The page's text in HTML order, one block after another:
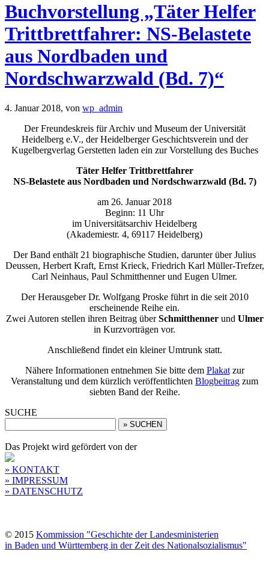
Buchvorstellung „Täter Helfer
Trittbrettfahrer: NS-Belastete
aus Nordbaden und
Nordschwarzwald (Bd. 7)“
4. Januar 2018, von wp_admin
Der Freundeskreis für Archiv und Museum der Universität
Heidelberg e.V., der Heidelberger Geschichtsverein und der
Kugelbergverlag Gerstetten laden ein zur Vorstellung des Buches
Täter Helfer Trittbrettfahrer
NS-Belastete aus Nordbaden und Nordschwarzwald (Bd. 7)
am 26. Januar 2018
Beginn: 11 Uhr
im Universitätsarchiv Heidelberg
(Akademiestr. 4, 69117 Heidelberg)
Der Band enthält 21 biographische Studien, darunter über Julius
Deussen, Herbert Kraft, Ernst Krieck, Friedrich Karl Müller-Trefzer,
Carl Neinhaus, Paul Schmitthenner und Eugen Ulmer.
Der Herausgeber Dr. Wolfgang Proske führt in die seit 2010
erscheinende Reihe ein.
Zwei Autoren stellen ihren Beitrag überSchmitthennerund Ulmer
in Kurzvorträgen vor.
Anschließend findet ein kleiner Umtrunk statt.
Nähere Informationen entnehmen Sie bitte dem Plakatzur
Veranstaltung und dem kürzlich veröffentlichten Blogbeitrag zum
siebten Band der Reihe.
SUCHE
Das Projekt wird gefördert von der
» KONTAKT
» IMPRESSUM
» DATENSCHUTZ
© 2015 Kommission "Geschichte der Landesministerien
in Baden und Württemberg in der Zeit des Nationalsozialismus"